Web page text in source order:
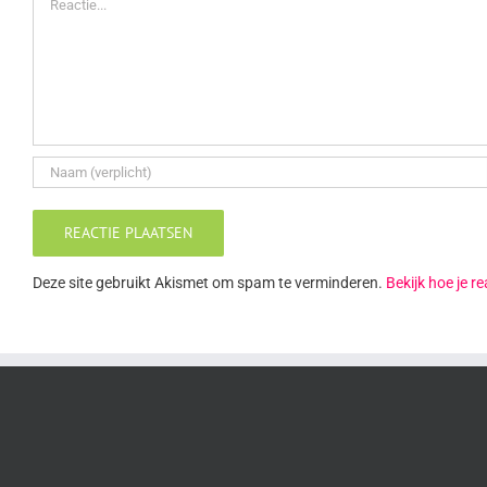
Deze site gebruikt Akismet om spam te verminderen. Bekijk hoe je